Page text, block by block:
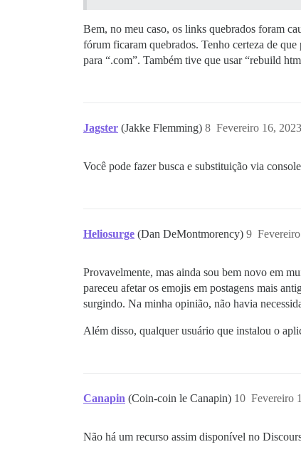
Bem, no meu caso, os links quebrados foram
fórum ficaram quebrados. Tenho certeza de
para “.com”. Também tive que usar “rebuild
Jagster (Jakke Flemming) Fevereiro 16,
8
Você pode fazer busca e substituição via
Heliosurge (Dan DeMontmorency) 9
Provavelmente, mas ainda sou bem novo em
pareceu afetar os emojis em postagens mais
surgindo. Na minha opinião, não havia
Além disso, qualquer usuário que instalou o
Canapin (Coin-coin le Canapin) Fevereiro
10
Não há um recurso assim disponível no